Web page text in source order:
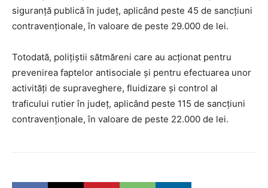
siguranță publică în județ, aplicând peste 45 de sancțiuni
contravenționale, în valoare de peste 29.000 de lei.
Totodată, polițiștii sătmăreni care au acționat pentru
prevenirea faptelor antisociale și pentru efectuarea unor
activități de supraveghere, fluidizare și control al
traficului rutier în județ, aplicând peste 115 de sancțiuni
contravenționale, în valoare de peste 22.000 de lei.